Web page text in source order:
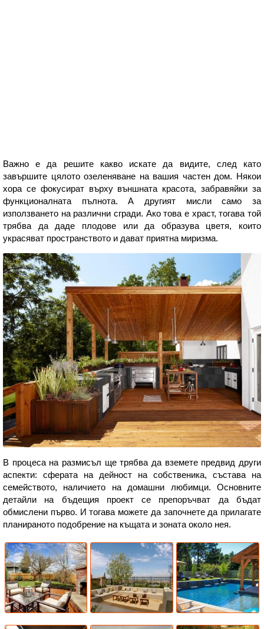
Важно е да решите какво искате да видите, след като
завършите цялото озеленяване на вашия частен дом. Някои
хора се фокусират върху външната красота, забравяйки за
функционалната пълнота. А другият мисли само за
използването на различни сгради. Ако това е храст, тогава той
трябва да даде плодове или да образува цветя, които
украсяват пространството и дават приятна миризма.
В процеса на размисъл ще трябва да вземете предвид други
аспекти: сферата на дейност на собственика, състава на
семейството, наличието на домашни любимци. Основните
детайли на бъдещия проект се препоръчват да бъдат
обмислени първо. И тогава можете да започнете да прилагате
планираното подобрение на къщата и зоната около нея.